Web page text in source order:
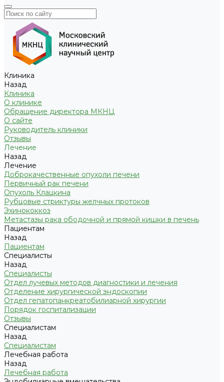
Клиника
Назад
Клиника
О клинике
Обращение директора МКНЦ
О сайте
Руководитель клиники
Отзывы
Лечение
Назад
Лечение
Доброкачественные опухоли печени
Первичный рак печени
Опухоль Клацкина
Рубцовые стриктуры желчных протоков
Эхинококкоз
Метастазы рака ободочной и прямой кишки в печень
Пациентам
Назад
Пациентам
Специалисты
Назад
Специалисты
Отдел лучевых методов диагностики и лечения
Отделение хирургической эндоскопии
Отдел гепатопанкреатобилиарной хирургии
Порядок госпитализации
Отзывы
Специалистам
Назад
Специалистам
Лечебная работа
Назад
Лечебная работа